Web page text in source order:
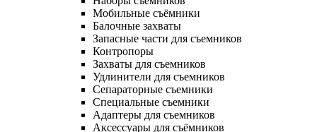
Мобильные съёмники
Балочные захваты
Запасные части для съемников
Контропоры
Захваты для съемников
Удлинители для съемников
Сепараторные съемники
Специальные съемники
Адаптеры для съемников
Аксессуары для съёмников